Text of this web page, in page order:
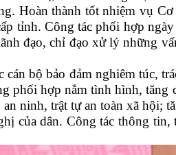
Hoàn thành tốt nhiệm vụ
Công tác phối hợp
đạo, chỉ đạo xử lý những
bộ bảo đảm nghiêm túc,
phối hợp nắm tình hình,
ninh, trật tự an toàn xã hội;
dân. Công tác thông